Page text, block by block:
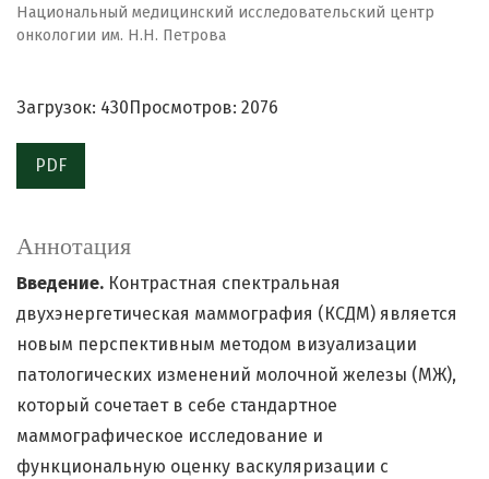
Национальный медицинский исследовательский центр
онкологии им. Н.Н. Петрова
Загрузок: 430 Просмотров: 2076
PDF
Аннотация
Введение. Контрастная спектральная
двухэнергетическая маммография (КСДМ) является
новым перспективным методом визуализации
патологических изменений молочной железы (МЖ),
который сочетает в себе стандартное
маммографическое исследование и
функциональную оценку васкуляризации с